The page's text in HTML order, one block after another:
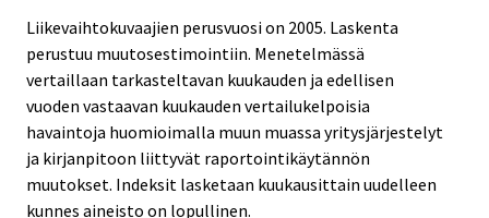
Liikevaihtokuvaajien perusvuosi on 2005. Laskenta
perustuu muutosestimointiin. Menetelmässä
vertaillaan tarkasteltavan kuukauden ja edellisen
vuoden vastaavan kuukauden vertailukelpoisia
havaintoja huomioimalla muun muassa yritysjärjestelyt
ja kirjanpitoon liittyvät raportointikäytännön
muutokset. Indeksit lasketaan kuukausittain uudelleen
kunnes aineisto on lopullinen.